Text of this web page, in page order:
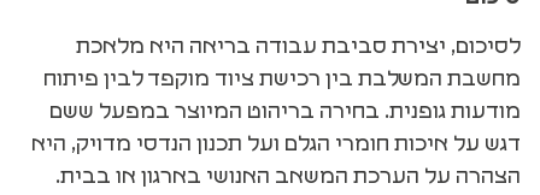
לסיכום, יצירת סביבת עבודה בריאה היא מלאכת
מחשבת המשלבת בין רכישת ציוד מוקפד לבין פיתוח
מודעות גופנית. בחירה בריהוט המיוצר במפעל ששם
דגש על איכות חומרי הגלם ועל תכנון הנדסי מדויק, היא
הצהרה על הערכת המשאב האנושי בארגון או בבית.